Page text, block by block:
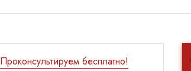
Проконсультируем бесплатно!